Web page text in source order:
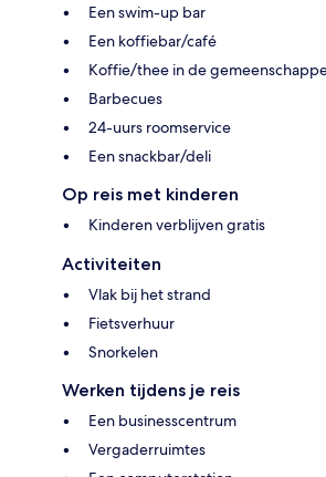
Een swim-up bar
Een koffiebar/café
Koffie/thee in de
Barbecues
24-uurs roomservice
Een snackbar/deli
Op reis met kinderen
Kinderen verblijven gratis
Activiteiten
Vlak bij het strand
Fietsverhuur
Snorkelen
Werken tijdens je reis
Een businesscentrum
Vergaderruimtes